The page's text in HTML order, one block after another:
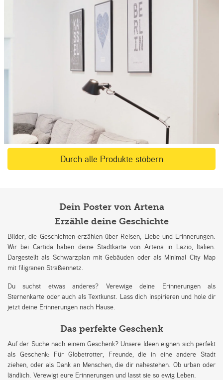
Durch alle Produkte stöbern
Dein Poster von Artena
Erzähle deine Geschichte
Bilder, die Geschichten erzählen über Reisen, Liebe und Erinnerungen.
Wir bei Cartida haben deine Stadtkarte von Artena in Lazio, Italien.
Dargestellt als Schwarzplan mit Gebäuden oder als Minimal City Map
mit filigranen Straßennetz.
Du suchst etwas anderes? Verewige deine Erinnerungen als
Sternenkarte oder auch als Textkunst. Lass dich inspirieren und hole dir
jetzt deine Erinnerungen nach Hause.
Das perfekte Geschenk
Auf der Suche nach einem Geschenk? Unsere Ideen eignen sich perfekt
als Geschenk: Für Globetrotter, Freunde, die in eine andere Stadt
ziehen, oder als Dank an Menschen, die dir nahestehen. Ob urban oder
ländlich. Verewigt eure Erinnerungen und lasst sie so ewig Leben.